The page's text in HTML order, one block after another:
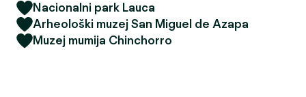
Nacionalni park Lauca
Arheološki muzej San Miguel de Azapa
Muzej mumija Chinchorro